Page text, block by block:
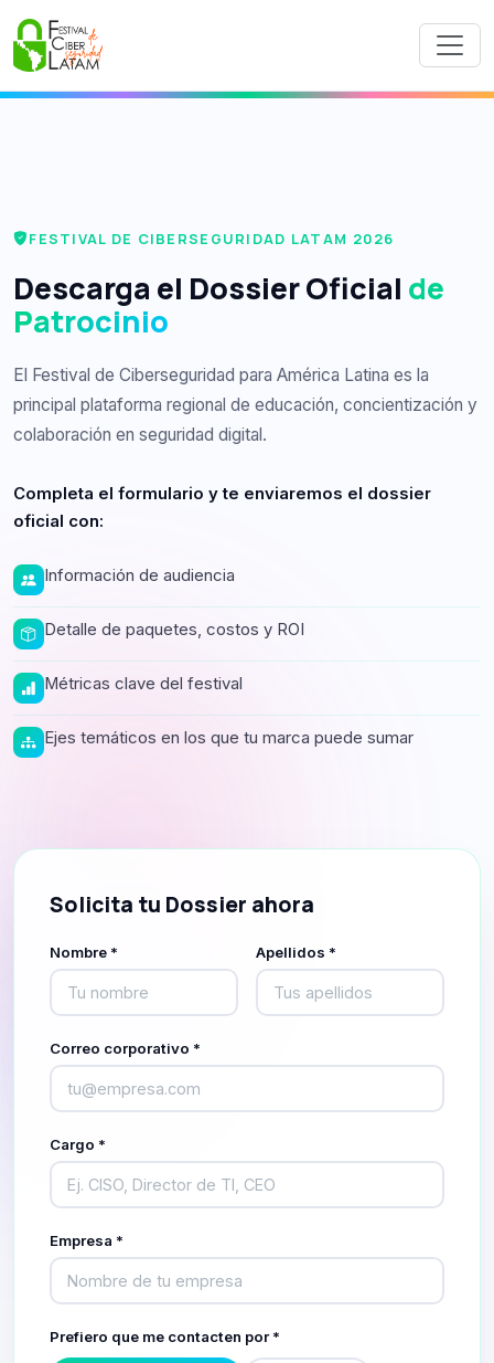
FESTIVAL DE CIBERSEGURIDAD LATAM 2026
Descarga el Dossier Oficial de
Patrocinio
El Festival de Ciberseguridad para América Latina es la
principal plataforma regional de educación, concientización y
colaboración en seguridad digital.
Completa el formulario y te enviaremos el dossier
oficial con:
Información de audiencia
Detalle de paquetes, costos y ROI
Métricas clave del festival
Ejes temáticos en los que tu marca puede sumar
Solicita tu Dossier ahora
Nombre * Apellidos *
Correo corporativo *
Cargo *
Empresa *
Prefiero que me contacten por *